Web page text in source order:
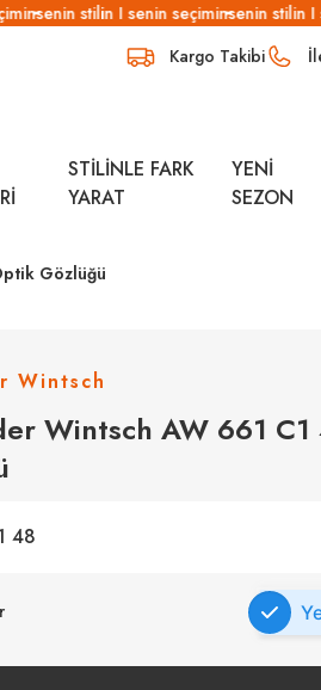
senin stilin I senin seçiminsenin stilin I
Kargo Takibi
STİLİNLE FARK
YARAT
YENİ
SEZON
Gözlüğü
Wintsch
Wintsch AW 661
48